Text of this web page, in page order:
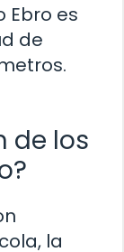
Ebro es
de
de los
la